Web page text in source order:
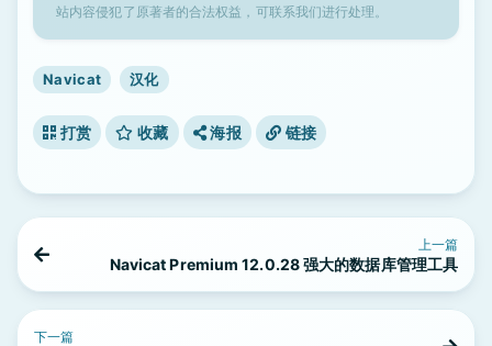
站内容侵犯了原著者的合法权益，可联系我们进行处理。
Navicat 汉化
打赏 收藏 海报 链接
上一篇
Navicat Premium 12.0.28 强大的数据库管理工具
下一篇